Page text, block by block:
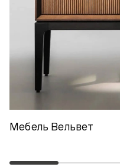
Мебель Вельвет